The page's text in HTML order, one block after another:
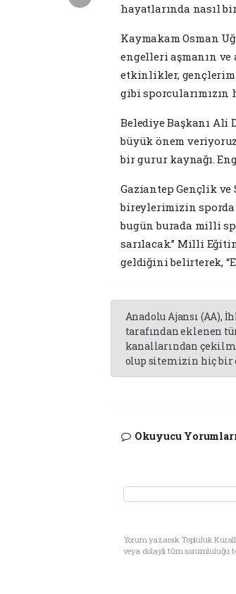
hayatlarında nasıl
Kaymakam Osman
engelleri aşmanın
etkinlikler,
gibi
Belediye Başkanı Ali
büyük önem
bir gurur kaynağı.
Gaziantep Gençlik ve
bireylerimizin sporda
bugün burada milli
sarılacak.” Milli
geldiğini belirterek,
Anadolu Ajansı (AA),
tarafından eklenen
kanallarından
olup sitemizin hiç bir
Okuyucu
Yorum yazarak Topluluk
veya dolaylı tüm sorumluluğu